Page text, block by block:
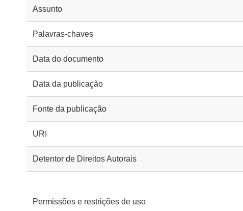
Assunto
Palavras-chaves
Data do documento
Data da publicação
Fonte da publicação
URI
Detentor de Direitos Autorais
Permissões e restrições de uso